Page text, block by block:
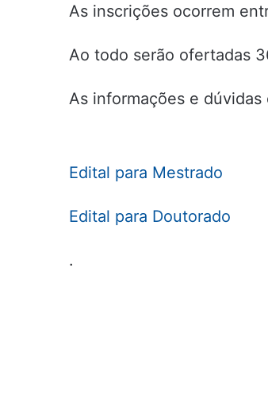
As inscrições ocorrem
Ao todo serão ofertadas
As informações e
Edital para Mestrado
Edital para Doutorado
.